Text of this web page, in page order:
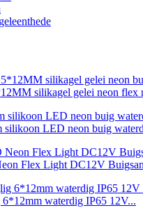
silikagel gelei neon flex
LED neon buig
Flex Light DC12V
waterdig IP65 12V...